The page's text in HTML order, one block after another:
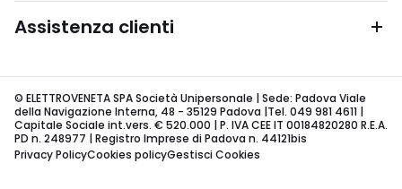
Assistenza clienti
© ELETTROVENETA SPA Società Unipersonale | Sede: Padova Viale
della Navigazione Interna, 48 - 35129 Padova |Tel. 049 981 4611 |
Capitale Sociale int.vers. € 520.000 | P. IVA CEE IT 00184820280 R.E.A.
PD n. 248977 | Registro Imprese di Padova n. 44121bis
Privacy PolicyCookies policyGestisci Cookies